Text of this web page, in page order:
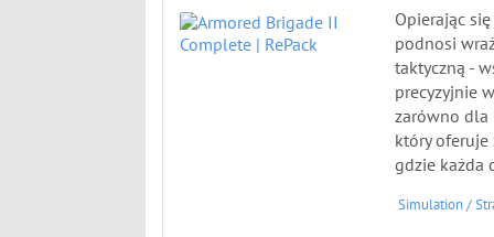
Opierając
podnosi
taktyczną -
precyzyjnie
zarówno dla
który
gdzie każda
Simulation/